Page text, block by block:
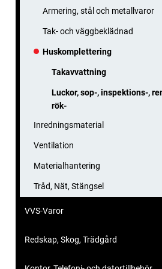
Armering, stål och metallvaror
Tak- och väggbeklädnad
Huskomplettering
Takavvattning
Luckor, sop-, inspektions-,
rök-
Inredningsmaterial
Ventilation
Materialhantering
Tråd, Nät, Stängsel
VVS-Varor
Redskap, Skog, Trädgård